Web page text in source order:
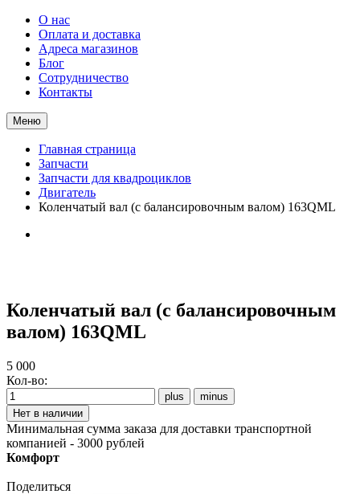
О нас
Оплата и доставка
Адреса магазинов
Блог
Сотрудничество
Контакты
Меню
Главная страница
Запчасти
Запчасти для квадроциклов
Двигатель
Коленчатый вал (с балансировочным валом) 163QML
Коленчатый вал (с балансировочным
валом) 163QML
5 000
Кол-во:
Минимальная сумма заказа для доставки транспортной
компанией - 3000 рублей
Комфорт
Поделиться